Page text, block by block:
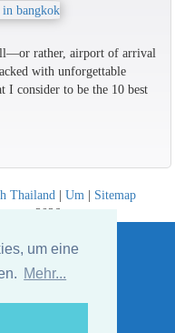
um eine
Mehr...
rather, airport of arrival
with unforgettable
I consider to be the 10 best
Thailand | Um | Sitemap
- 2026